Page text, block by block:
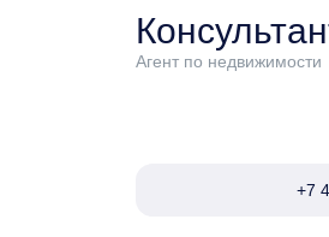
Агент по недвижимости
+7